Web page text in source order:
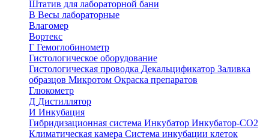
Штатив для лабораторной бани
В Весы лабораторные
Влагомер
Вортекс
Г Гемоглобинометр
Гистологическое оборудование
Гистологическая проводка Декальцификатор Заливка
образцов Микротом Окраска препаратов
Глюкометр
Д Дистиллятор
И Инкубация
Гибридизационная система Инкубатор Инкубатор-СО2
Климатическая камера Система инкубации клеток